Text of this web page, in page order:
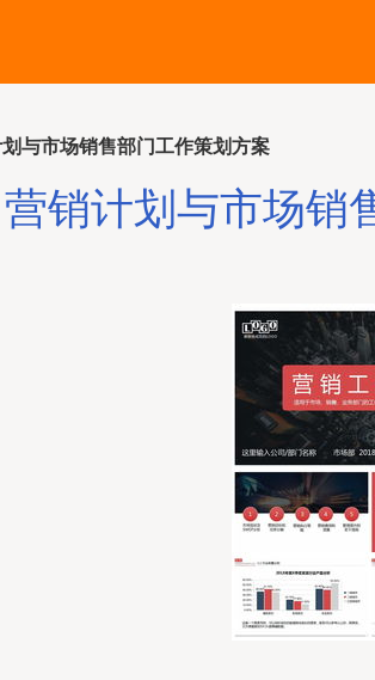
与市场销售部门工作策划方案
营销计划与市场销